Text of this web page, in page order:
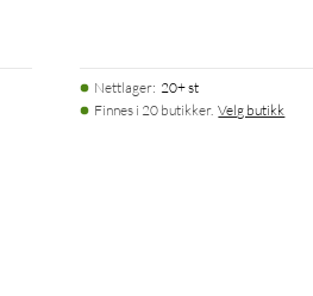
Nettlager: 20+ st
Finnes i 20 butikker. Velg butikk